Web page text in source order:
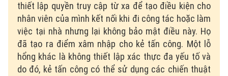
thiết lập quyền truy cập từ xa để tạo điều kiện cho
nhân viên của mình kết nối khi đi công tác hoặc làm
việc tại nhà nhưng lại không bảo mật điều này. Họ
đã tạo ra điểm xâm nhập cho kẻ tấn công. Một lỗ
hổng khác là không thiết lập xác thực đa yếu tố và
do đó, kẻ tấn công có thể sử dụng các chiến thuật